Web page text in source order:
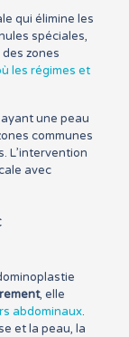
qui élimine les
spéciales,
zones
les régimes et
une peau
communes
L’intervention
avec
, elle
abdominaux.
et la peau, la